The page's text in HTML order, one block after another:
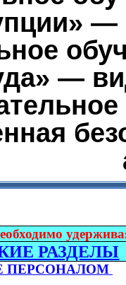
—
—
РАЗДЕЛЫ
ПЕРСОНАЛОМ​​